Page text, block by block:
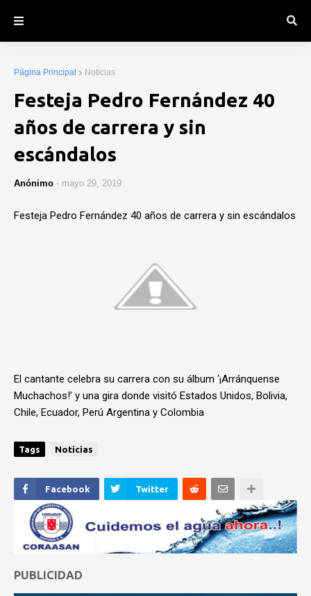
Página Principal Noticias
Festeja Pedro Fernández 40
años de carrera y sin
escándalos
Anónimo - mayo 29, 2019
Festeja Pedro Fernández 40 años de carrera y sin escándalos
El cantante celebra su carrera con su álbum ‘¡Arránquense
Muchachos!’ y una gira donde visitó Estados Unidos, Bolivia,
Chile, Ecuador, Perú Argentina y Colombia
Tags Noticias
Facebook Twitter
PUBLICIDAD